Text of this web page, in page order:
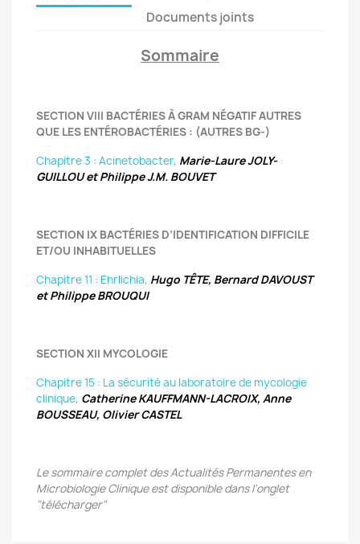
Documents joints
Sommaire
SECTION VIII BACTÉRIES À GRAM NÉGATIF AUTRES
QUE LES ENTÉROBACTÉRIES : (AUTRES BG-)
Chapitre 3 : Acinetobacter, Marie-Laure JOLY-
GUILLOU et Philippe J.M. BOUVET
SECTION IX BACTÉRIES D’IDENTIFICATION DIFFICILE
ET/OU INHABITUELLES
Chapitre 11 : Ehrlichia, Hugo TÊTE, Bernard DAVOUST
et Philippe BROUQUI
SECTION XII MYCOLOGIE
Chapitre 15 : La sécurité au laboratoire de mycologie
clinique, Catherine KAUFFMANN-LACROIX, Anne
BOUSSEAU, Olivier CASTEL
Le sommaire complet des Actualités Permanentes en
Microbiologie Clinique est disponible dans l'onglet
"télécharger"